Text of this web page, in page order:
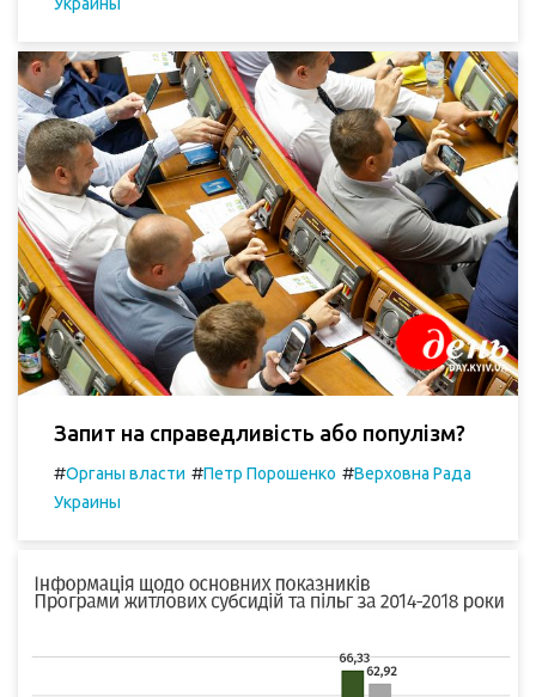
Запит на справедливість або популізм?
#Органы власти #Петр Порошенко #Верховна Рада
Украины